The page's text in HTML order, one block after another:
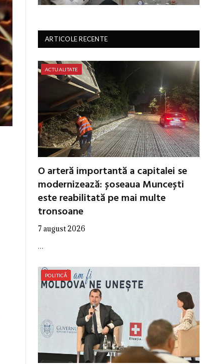
ARTICOLE RECENTE
ACTUALITATE
O arteră importantă a capitalei se
modernizează: șoseaua Muncești
este reabilitată pe mai multe
tronsoane
7 august 2026
…
POLITICĂ